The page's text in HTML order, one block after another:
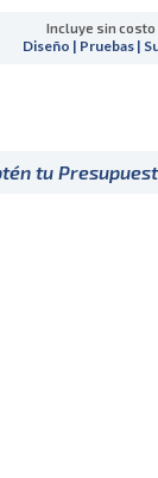
Incluye sin
Diseño | Pruebas |
tu